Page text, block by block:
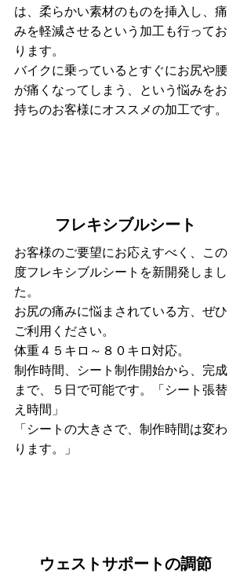
は、柔らかい素材のものを挿入し、痛
みを軽減させるという加工も行ってお
ります。
バイクに乗っているとすぐにお尻や腰
が痛くなってしまう、という悩みをお
持ちのお客様にオススメの加工です。
フレキシブルシート
お客様のご要望にお応えすべく、この
度フレキシブルシートを新開発しまし
た。
お尻の痛みに悩まされている方、ぜひ
ご利用ください。
体重４５キロ～８０キロ対応。
制作時間、シート制作開始から、完成
まで、５日で可能です。「シート張替
え時間」
「シートの大きさで、制作時間は変わ
ります。」
ウェストサポートの調節